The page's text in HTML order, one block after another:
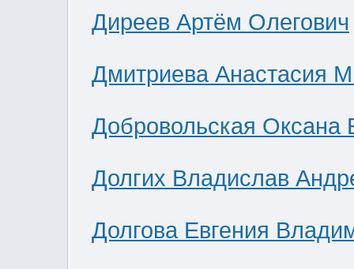
Диреев Артём Олегович
Дмитриева Анастасия
Добровольская Оксана
Долгих Владислав
Долгова Евгения